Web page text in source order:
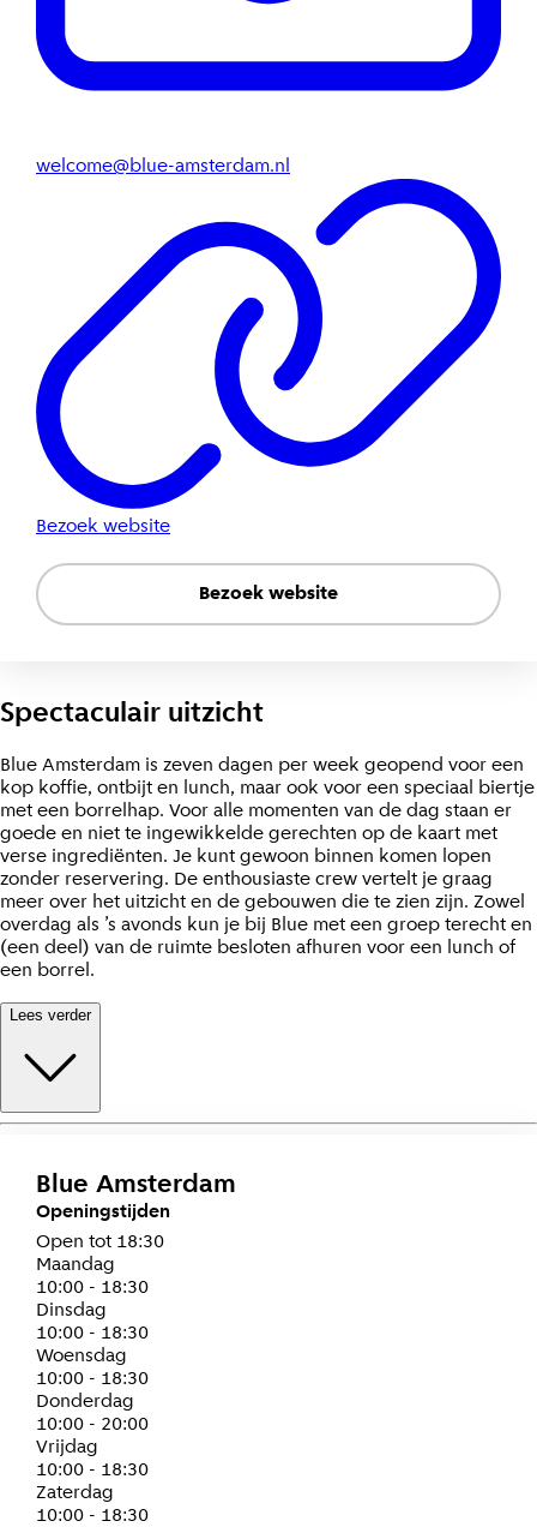
welcome@blue-amsterdam.nl
Bezoek website
Bezoek website
Spectaculair uitzicht
Blue Amsterdam is zeven dagen per week geopend voor een
kop koffie, ontbijt en lunch, maar ook voor een speciaal biertje
met een borrelhap. Voor alle momenten van de dag staan er
goede en niet te ingewikkelde gerechten op de kaart met
verse ingrediënten. Je kunt gewoon binnen komen lopen
zonder reservering. De enthousiaste crew vertelt je graag
meer over het uitzicht en de gebouwen die te zien zijn. Zowel
overdag als ’s avonds kun je bij Blue met een groep terecht en
(een deel) van de ruimte besloten afhuren voor een lunch of
een borrel.
Lees verder
Blue Amsterdam
Openingstijden
Open tot 18:30
maandag
10:00 - 18:30
dinsdag
10:00 - 18:30
woensdag
10:00 - 18:30
donderdag
10:00 - 20:00
vrijdag
10:00 - 18:30
zaterdag
10:00 - 18:30